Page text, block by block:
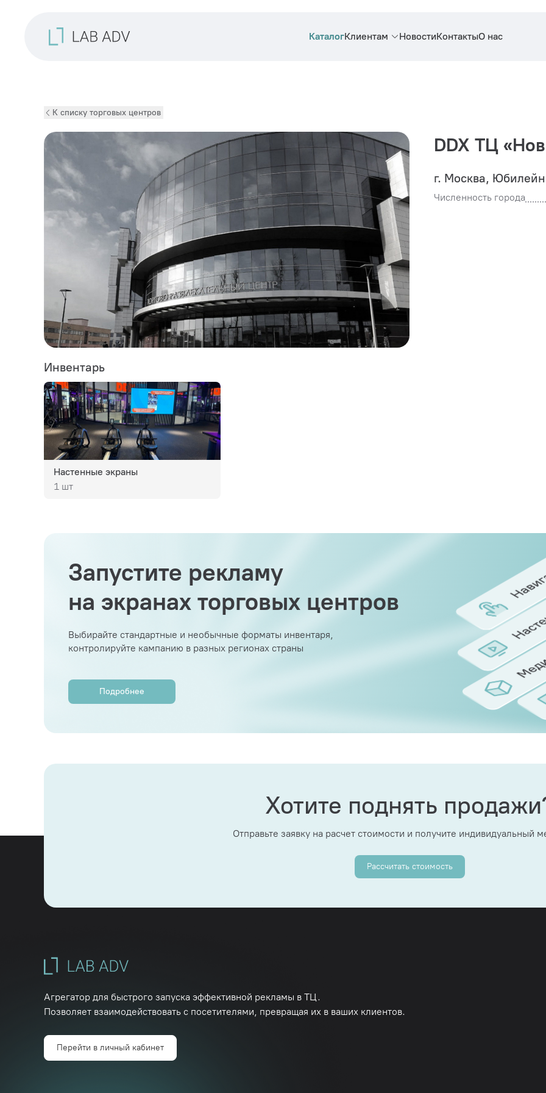
КаталогКлиентам НовостиКонтактыО нас
К списку торговых центров
Инвентарь
Настенные экраны
1 шт
DDX ТЦ
г. Москва,
Численность города
Запустите рекламу
на экранах торговых центров
Выбирайте стандартные и необычные форматы инвентаря,
контролируйте кампанию в разных регионах страны
Подробнее
Хотите поднять
Отправьте заявку на расчет стоимости и получите индивидуальный
Рассчитать стоимость
Агрегатор для быстрого запуска эффективной рекламы в ТЦ.
Позволяет взаимодействовать с посетителями, превращая их в ваших клиентов.
Перейти в личный кабинет